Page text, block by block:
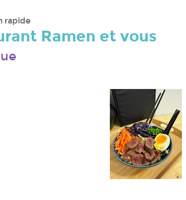
rapide
Ramen et vous